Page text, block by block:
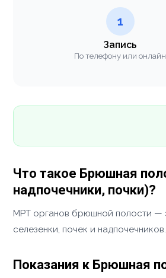
1
Запись
По телефону или онлайн
Что такое Брюшная
надпочечники, почки)?
МРТ органов брюшной полости —
селезенки, почек и надпочечников.
Показания к Брюшная